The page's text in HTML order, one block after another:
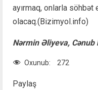
ayırmaq, onlarla söhbət
olacaq.(Bizimyol.info)
Nərmin Əliyeva, Cənub
Oxunub: 272
Paylaş